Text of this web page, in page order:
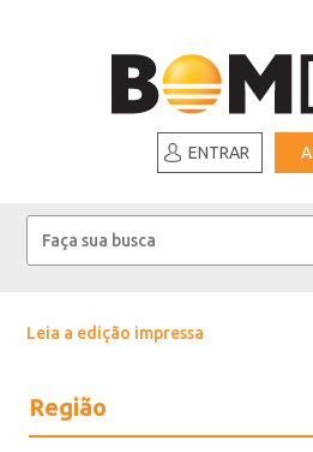
ENTRAR
Leia a edição impressa
Região